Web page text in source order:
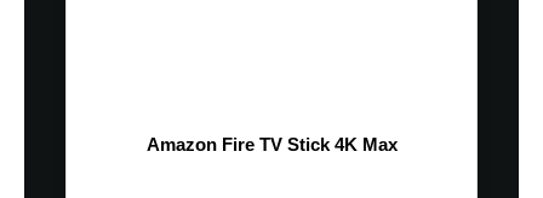
Amazon Fire TV Stick 4K Max